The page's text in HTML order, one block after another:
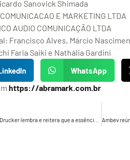
Sanovick Shimada
E MARKETING LTDA
AUDIO COMUNICAÇÃO LTDA
Francisco Alves, Márcio
Faria Saiki e Nathália Gardini
WhatsApp
https://abramark.com.br